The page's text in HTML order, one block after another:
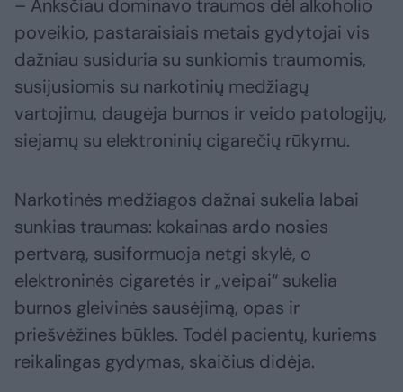
– Anksčiau dominavo traumos dėl alkoholio
poveikio, pastaraisiais metais gydytojai vis
dažniau susiduria su sunkiomis traumomis,
susijusiomis su narkotinių medžiagų
vartojimu, daugėja burnos ir veido patologijų,
siejamų su elektroninių cigarečių rūkymu.
Narkotinės medžiagos dažnai sukelia labai
sunkias traumas: kokainas ardo nosies
pertvarą, susiformuoja netgi skylė, o
elektroninės cigaretės ir „veipai“ sukelia
burnos gleivinės sausėjimą, opas ir
priešvėžines būkles. Todėl pacientų, kuriems
reikalingas gydymas, skaičius didėja.